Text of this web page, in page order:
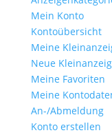
Mein Konto
Kontoübersicht
Meine
Neue
Meine Favoriten
Meine
An-/Abmeldung
Konto erstellen